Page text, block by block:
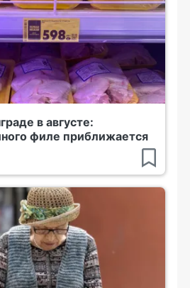
в августе:
филе приближается